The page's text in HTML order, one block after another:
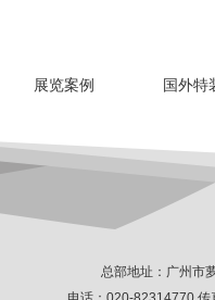
展览案例 国外特
总部地址：广州市